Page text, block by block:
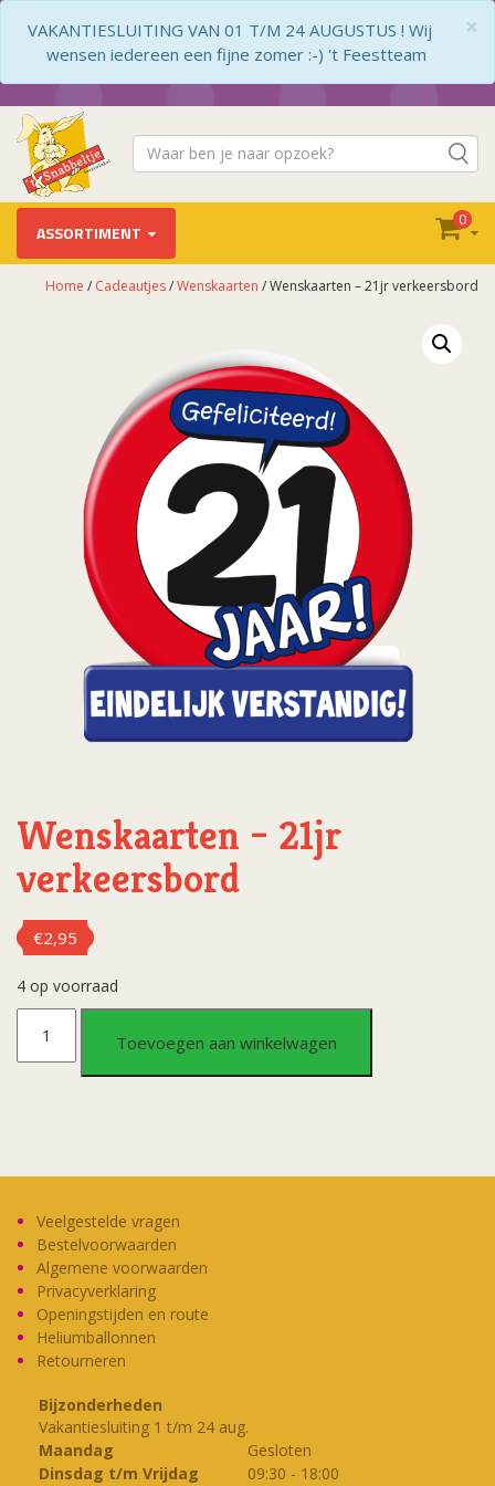
×
VAKANTIESLUITING VAN 01 T/M 24 AUGUSTUS ! Wij
wensen iedereen een fijne zomer :-) 't Feestteam
ASSORTIMENT
0
Home / Cadeautjes/Wenskaarten / Wenskaarten – 21jr verkeersbord
Wenskaarten – 21jr
verkeersbord
€2,95
4 op voorraad
Wenskaarten
verkeersbord
aantal
Toevoegen aan winkelwagen
Veelgestelde vragen
Bestelvoorwaarden
Algemene voorwaarden
Privacyverklaring
Openingstijden en route
Heliumballonnen
Retourneren
Bijzonderheden
Vakantiesluiting 1 t/m 24 aug.
Maandag
Gesloten
Dinsdag t/m Vrijdag
09:30 - 18:00